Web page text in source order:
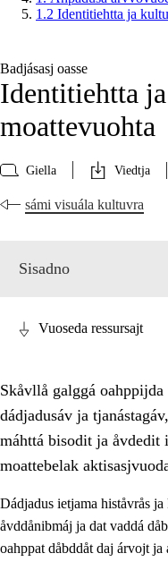
1.2 Identitiehtta ja
Badjásasj oasse
Identitiehtta
moattevuohta
Giella Viedtja
sámi visuála kultuvra
Sisadno
Åhpadusá
1.1 Almasjárvvo
Vuoseda ressursajt
Skåvllå galggá
dádjadusáv ja
máhttá bisodit ja åvdedit
moattebelak
Dádjadus ietjama histåvrås
åvddånibmáj ja dat vaddá
oahppat dåbddåt daj árvojt